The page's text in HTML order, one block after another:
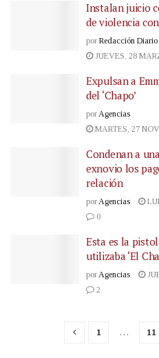
Instalan juicio
de violencia
por Redacción
JUEVES, 28
Expulsan a
del ‘Chapo’
porAgencias
MARTES, 27
Condenan a
exnovio los
relación
porAgencias
0
Esta es la
utilizaba ‘El
porAgencias
2
1 … 11